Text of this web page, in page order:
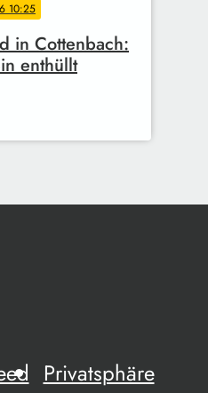
10:25
in Cottenbach:
enthüllt
Privatsphäre